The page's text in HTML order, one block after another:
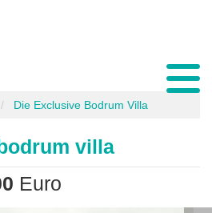
Die Exclusive Bodrum Villa
villa
Euro